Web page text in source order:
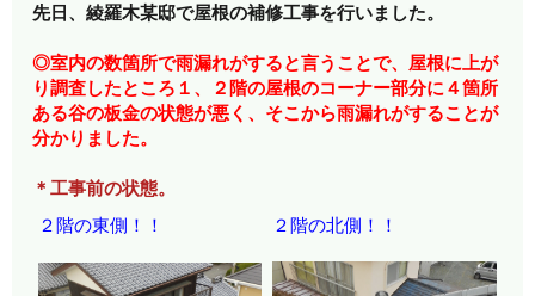
先日、綾羅木某邸で屋根の補修工事を行いました。
◎室内の数箇所で雨漏れがすると言うことで、屋根に上が
り調査したところ１、２階の屋根のコーナー部分に４箇所
ある谷の板金の状態が悪く、そこから雨漏れがすることが
分かりました。
＊工事前の状態。
２階の東側！！
２階の北側！！